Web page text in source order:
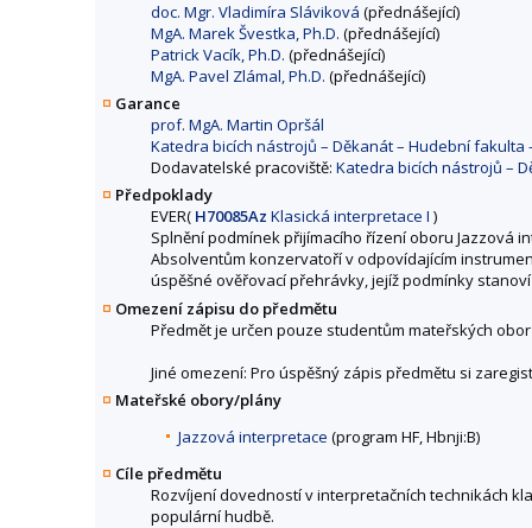
doc. Mgr. Vladimíra Sláviková (přednášející)
MgA. Marek Švestka, Ph.D. (přednášející)
Patrick Vacík, Ph.D. (přednášející)
MgA. Pavel Zlámal, Ph.D. (přednášející)
Garance
prof. MgA. Martin Opršál
Katedra bicích nástrojů – Děkanát – Hudební fakulta
Dodavatelské pracoviště: Katedra bicích nástrojů –
Předpoklady
EVER( H70085Az Klasická interpretace I )
Splnění podmínek přijímacího řízení oboru Jazzová
Absolventům konzervatoří v odpovídajícím
úspěšné ověřovací přehrávky, jejíž podmínky
Omezení zápisu do předmětu
Předmět je určen pouze studentům mateřských
Jiné omezení: Pro úspěšný zápis předmětu si
Mateřské obory/plány
Jazzová interpretace (program HF, Hbnji:B)
Cíle předmětu
Rozvíjení dovedností v interpretačních technikách
populární hudbě.